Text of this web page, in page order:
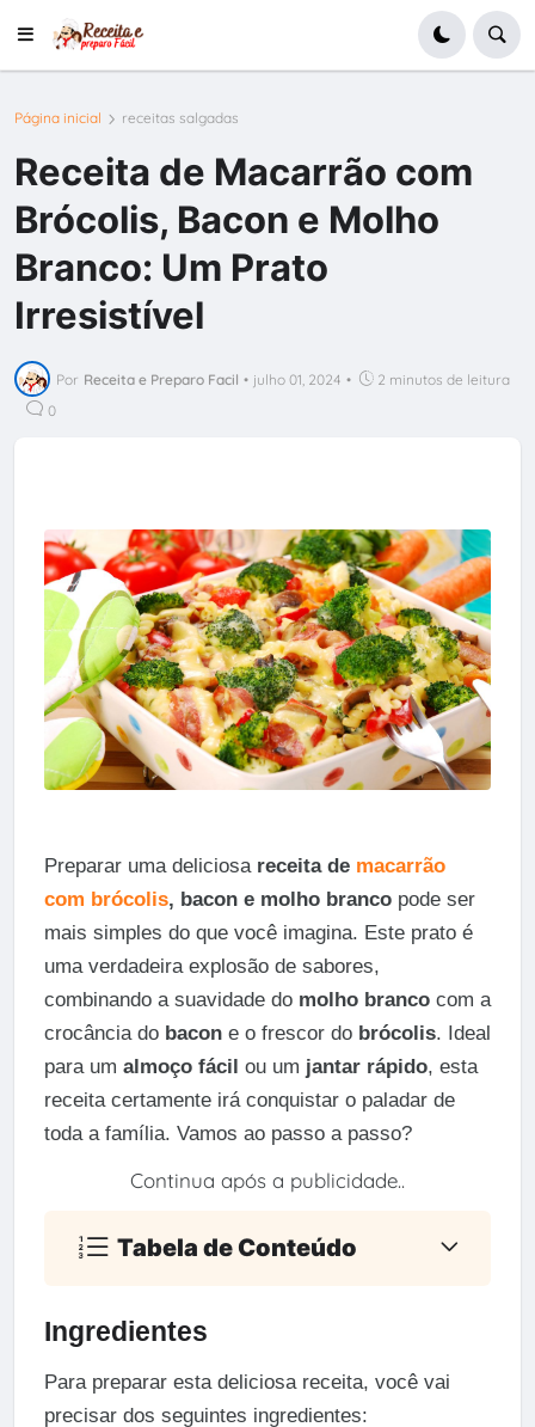
Página inicial receitas salgadas
Receita de Macarrão com
Brócolis, Bacon e Molho
Branco: Um Prato
Irresistível
Por Receita e Preparo Facil • julho 01, 2024 •
2 minutos de leitura
0
Preparar uma deliciosa receita de macarrão
com brócolis, bacon e molho brancopode ser
mais simples do que você imagina. Este prato é
uma verdadeira explosão de sabores,
combinando a suavidade do molho brancocom a
crocância do bacone o frescor do brócolis. Ideal
para um almoço fácil ou um jantar rápido, esta
receita certamente irá conquistar o paladar de
toda a família. Vamos ao passo a passo?
Continua após a publicidade..
Tabela de Conteúdo
Ingredientes
Para preparar esta deliciosa receita, você vai
precisar dos seguintes ingredientes: